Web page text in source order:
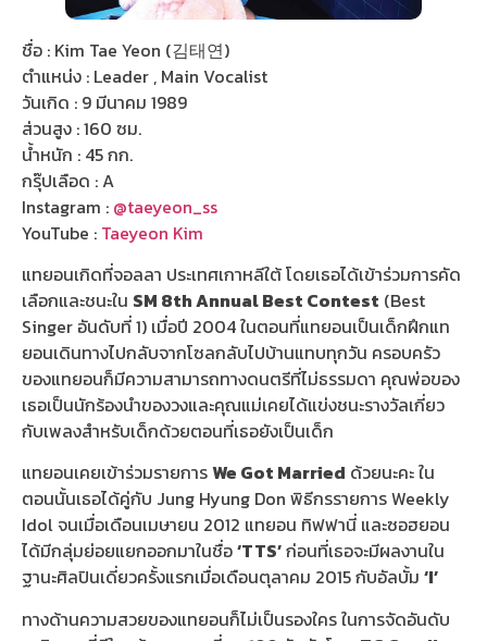
ชื่อ : Kim Tae Yeon (김태연)
ตำแหน่ง : Leader , Main Vocalist
วันเกิด : 9 มีนาคม 1989
ส่วนสูง : 160 ซม.
น้ำหนัก : 45 กก.
กรุ๊ปเลือด : A
Instagram : @taeyeon_ss
YouTube : Taeyeon Kim
แทยอนเกิดที่จอลลา ประเทศเกาหลีใต้ โดยเธอได้เข้าร่วมการคัด
เลือกและชนะใน SM 8th Annual Best Contest (Best
Singer อันดับที่ 1) เมื่อปี 2004 ในตอนที่แทยอนเป็นเด็กฝึกแท
ยอนเดินทางไปกลับจากโซลกลับไปบ้านแทบทุกวัน ครอบครัว
ของแทยอนก็มีความสามารถทางดนตรีที่ไม่ธรรมดา คุณพ่อของ
เธอเป็นนักร้องนำของวงและคุณแม่เคยได้แข่งชนะรางวัลเกี่ยว
กับเพลงสำหรับเด็กด้วยตอนที่เธอยังเป็นเด็ก
แทยอนเคยเข้าร่วมรายการWe Got Married ด้วยนะคะ ใน
ตอนนั้นเธอได้คู่กับ Jung Hyung Don พิธีกรรายการ Weekly
Idol จนเมื่อเดือนเมษายน 2012 แทยอน ทิฟฟานี่ และซอฮยอน
ได้มีกลุ่มย่อยแยกออกมาในชื่อ‘TTS’ก่อนที่เธอจะมีผลงานใน
ฐานะศิลปินเดี่ยวครั้งแรกเมื่อเดือนตุลาคม 2015 กับอัลบั้ม ‘I’
ทางด้านความสวยของแทยอนก็ไม่เป็นรองใคร ในการจัดอันดับ